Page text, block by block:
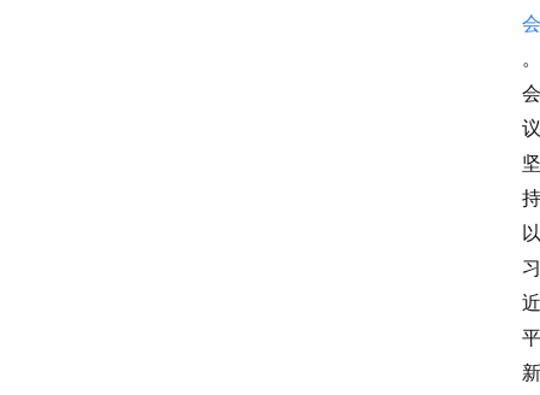
会
。
会
议
坚
持
以
习
近
平
新